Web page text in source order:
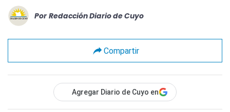
Por Redacción Diario de Cuyo
Compartir
Agregar Diario de Cuyo en